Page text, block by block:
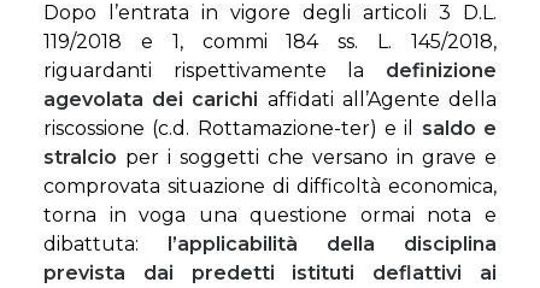
Dopo l’entrata in vigore degli articoli 3 D.L.
119/2018 e 1, commi 184 ss. L. 145/2018,
riguardanti rispettivamente la definizione
agevolata dei carichi affidati all’Agente della
riscossione (c.d. Rottamazione-ter) e il saldo e
stralcio per i soggetti che versano in grave e
comprovata situazione di difficoltà economica,
torna in voga una questione ormai nota e
dibattuta: l’applicabilità della disciplina
prevista dai predetti istituti deflattivi ai